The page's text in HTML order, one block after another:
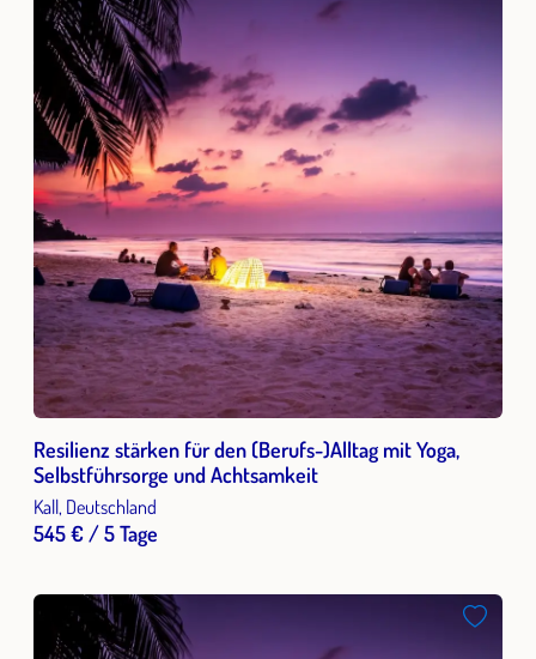
Resilienz stärken für den (Berufs-)Alltag mit Yoga,
Selbstführsorge und Achtsamkeit
Kall, Deutschland
545 € / 5 Tage